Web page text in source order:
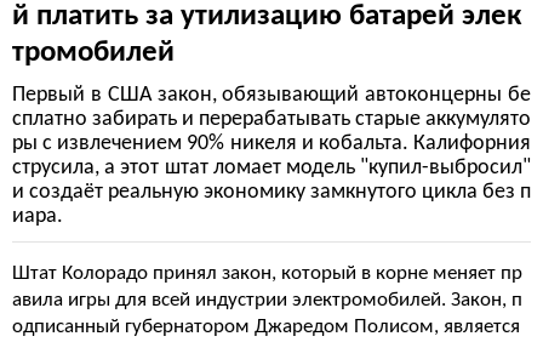
й платить за утилизацию батарей элек
тромобилей
Первый в США закон, обязывающий автоконцерны бе
сплатно забирать и перерабатывать старые аккумулято
ры с извлечением 90% никеля и кобальта. Калифорния
струсила, а этот штат ломает модель "купил-выбросил"
и создаёт реальную экономику замкнутого цикла без п
иара.
Штат Колорадо принял закон, который в корне меняет пр
авила игры для всей индустрии электромобилей. Закон, п
одписанный губернатором Джаредом Полисом, является